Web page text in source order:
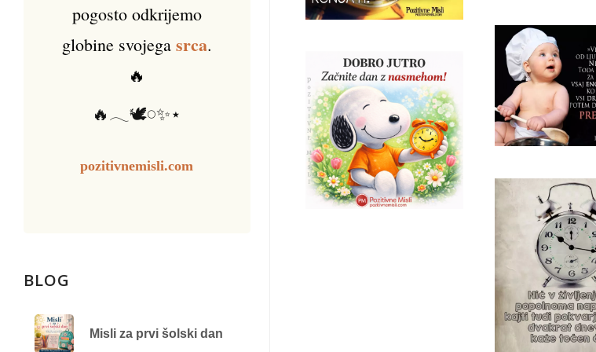
pogosto odkrijemo
globine svojega srca.
🔥
🔥𓂃🕊️𓏸✨⋆
pozitivnemisli.com
BLOG
Misli za prvi šolski dan